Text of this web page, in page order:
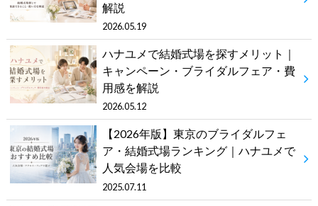
解説
2026.05.19
ハナユメで結婚式場を探すメリット｜
キャンペーン・ブライダルフェア・費
用感を解説
2026.05.12
【2026年版】東京のブライダルフェ
ア・結婚式場ランキング｜ハナユメで
人気会場を比較
2025.07.11